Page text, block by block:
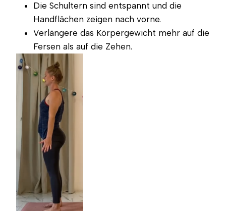
Die Schultern sind entspannt und die
Handflächen zeigen nach vorne.
Verlängere das Körpergewicht mehr auf die
Fersen als auf die Zehen.